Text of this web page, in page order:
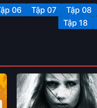
06 Tập 07 Tập 08
Tập 18